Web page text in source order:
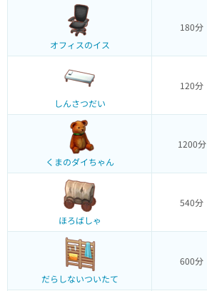
オフィスのイス
180分
しんさつだい
120分
くまのダイちゃん
1200分
ほろばしゃ
540分
だらしないついたて
600分